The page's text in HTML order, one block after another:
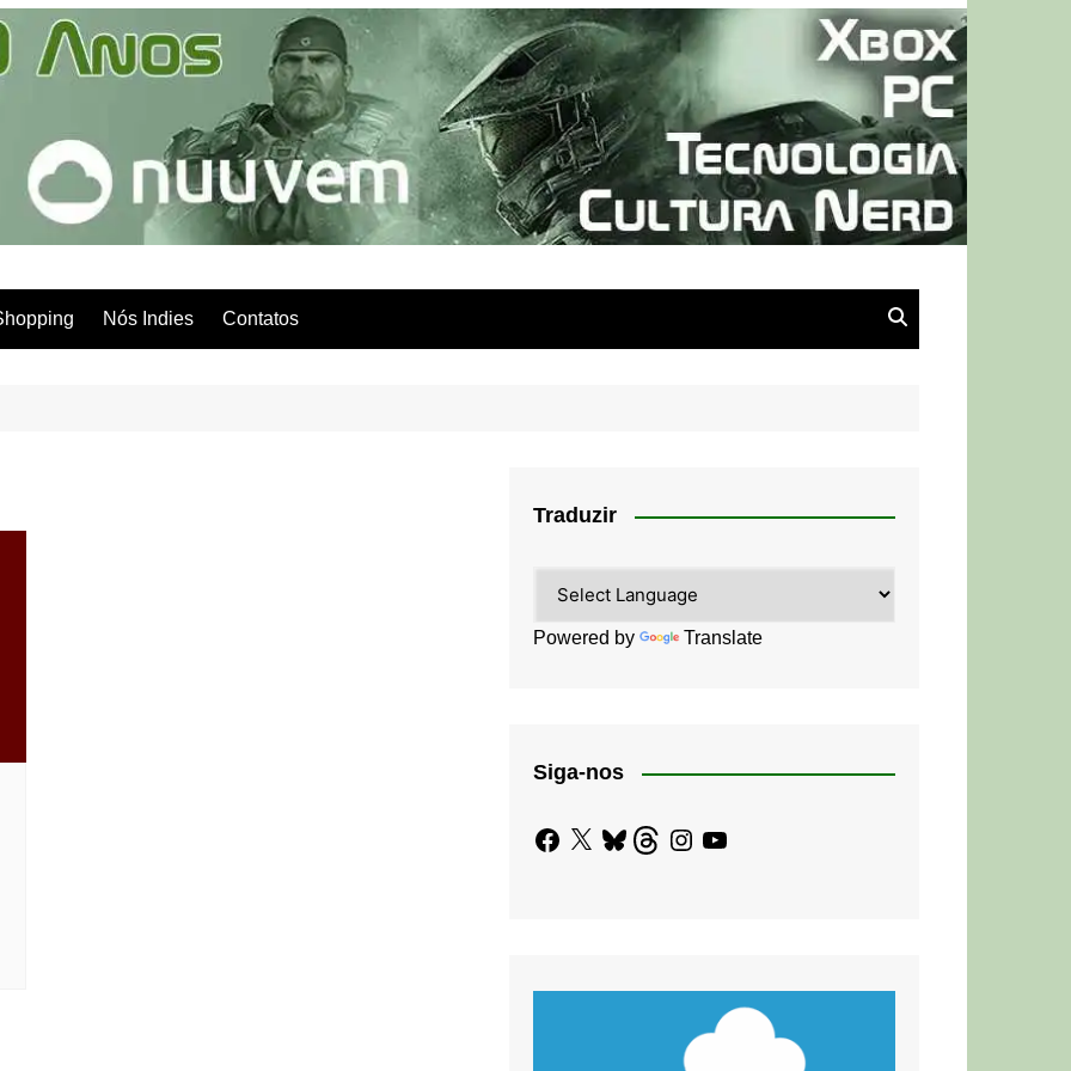
Nós Indies Contatos
Traduzir
Powered by Translate
Siga-nos
Facebook
X BlueskyThreadsInstagram
YouTube